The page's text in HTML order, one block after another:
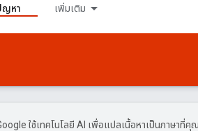
ญหา เพิ่มเติม
ใช้เทคโนโลยี AI เพื่อแปลเนื้อหาเป็นภาษาที่